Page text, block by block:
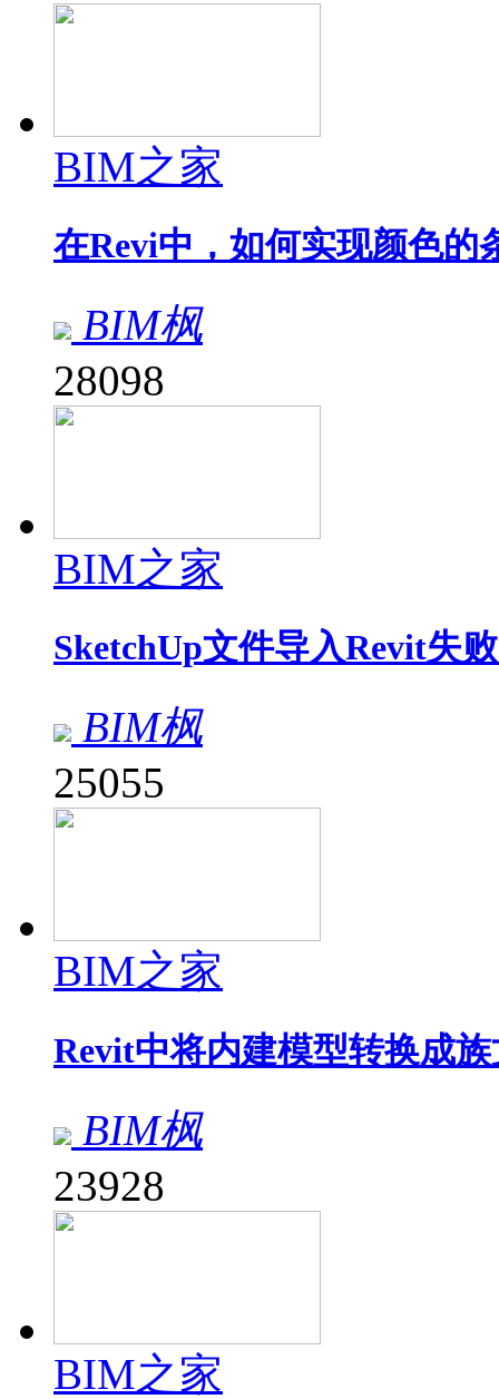
BIM之家
在Revi中，如何实现颜色的
BIM枫
28098
BIM之家
SketchUp文件导入Revit失
BIM枫
25055
BIM之家
Revit中将内建模型转换成
BIM枫
23928
BIM之家